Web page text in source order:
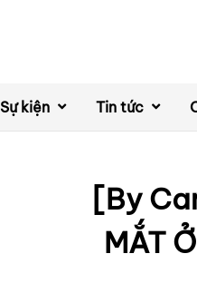
Sự kiện Tin tức
[By
MẮT